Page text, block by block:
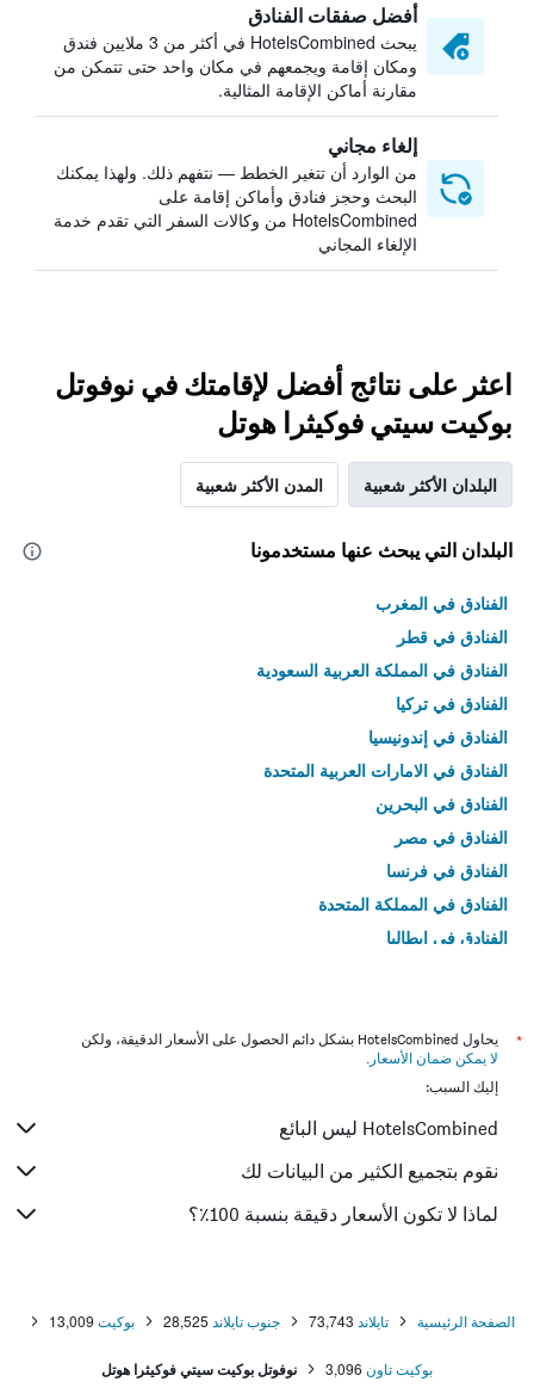
أفضل صفقات الفنادق
يبحث HotelsCombined في أكثر من 3 ملايين فندق
ومكان إقامة ويجمعهم في مكان واحد حتى تتمكن من
مقارنة أماكن الإقامة المثالية.
إلغاء مجاني
من الوارد أن تتغير الخطط — نتفهم ذلك. ولهذا يمكنك
البحث وحجز فنادق وأماكن إقامة على
HotelsCombined من وكالات السفر التي تقدم خدمة
الإلغاء المجاني
اعثر على نتائج أفضل لإقامتك في نوفوتل
بوكيت سيتي فوكيثرا هوتل
البلدان الأكثر شعبية المدن الأكثر شعبية
البلدان التي يبحث عنها مستخدمونا
الفنادق في المغرب
الفنادق في قطر
الفنادق في المملكة العربية السعودية
الفنادق في تركيا
الفنادق في إندونيسيا
الفنادق في الامارات العربية المتحدة
الفنادق في البحرين
الفنادق في مصر
الفنادق في فرنسا
الفنادق في المملكة المتحدة
الفنادق في إيطاليا
*
يحاول HotelsCombined بشكل دائم الحصول على الأسعار الدقيقة، ولكن
لا يمكن ضمان الأسعار .
إليك السبب:
HotelsCombined ليس البائع
نقوم بتجميع الكثير من البيانات لك
لماذا لا تكون الأسعار دقيقة بنسبة 100٪؟
الصفحة الرئيسية تايلاند 73,743 جنوب تايلاند 28,525 بوكيت 13,009
بوكيت تاون 3,096 نوفوتل بوكيت سيتي فوكيثرا هوتل